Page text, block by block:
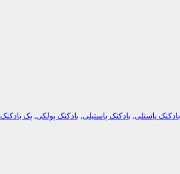
بادکنک پاستلی, بادکنک پاستیلی, بادکنک پولکی, پک بادکنک